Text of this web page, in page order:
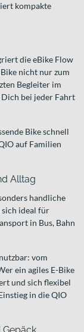
kompakte
die eBike Flow
nicht nur zum
Begleiter im
bei jeder Fahrt
Bike schnell
auf Familien
Alltag
handliche
sich ideal für
in Bus, Bahn
vom
ein agiles E-Bike
und sich flexibel
in die QIO